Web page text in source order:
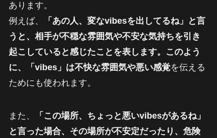
あります。
例えば、
「あの人、変なvibesを出してるね」と言
うと、相手が不穏な雰囲気や不安な気持ちを引き
起こしていると感じたことを表します。このよう
に、「vibes」は不快な雰囲気や悪い感覚を伝える
ためにも使われます。
また、
「この場所、ちょっと悪いvibesがあるね」
と言った場合、その場所が不安定だったり、危険